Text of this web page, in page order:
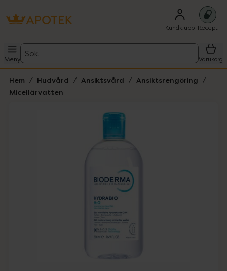
Kundklubb Recept
Meny
Sök
Varukorg
Hem Hudvård Ansiktsvård
Ansiktsrengöring
Micellärvatten